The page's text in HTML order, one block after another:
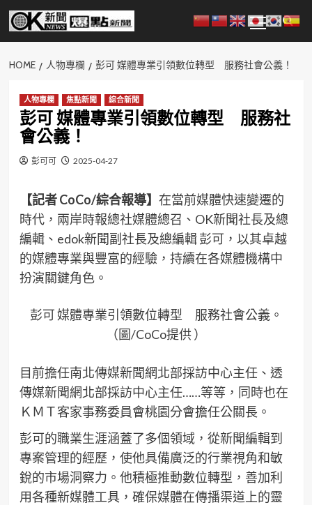
Skip
content
Menu
HOME 人物專欄 彭可 媒體專業引領數位轉型 服務社會公義！
人物專欄 焦點新聞 綜合新聞
彭可 媒體專業引領數位轉型 服務社
會公義！
彭可可 2025-04-27
【記者 CoCo/綜合報導】 在當前媒體快速變遷的
時代，兩岸時報總社媒體總召、OK新聞社長及總
編輯、edok新聞副社長及總編輯 彭可，以其卓越
的媒體專業與豐富的經驗，持續在各媒體機構中
扮演關鍵角色。
彭可 媒體專業引領數位轉型 服務社會公義。
（圖/CoCo提供 ）
目前擔任南北傳媒新聞網北部採訪中心主任、透
傳媒新聞網北部採訪中心主任……等等，同時也在
ＫＭＴ客家事務委員會桃園分會擔任公關長。
彭可的職業生涯涵蓋了多個領域，從新聞編輯到
專案管理的經歷，使他具備廣泛的行業視角和敏
銳的市場洞察力。他積極推動數位轉型，善加利
用各種新媒體工具，確保媒體在傳播渠道上的靈